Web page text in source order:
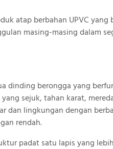
atap berbahan UPVC
masing-masing dalam
dinding berongga yang
sejuk, tahan karat,
dan lingkungan dengan
rendah.
padat satu lapis yang